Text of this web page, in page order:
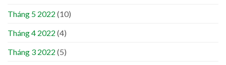
Tháng 5 2022 (10)
Tháng 4 2022 (4)
Tháng 3 2022 (5)